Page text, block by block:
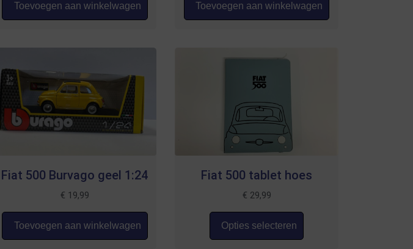
Toevoegen aan winkelwagen Toevoegen aan winkelwagen
Fiat 500 Burvago geel 1:24
€ 19,99
Toevoegen aan winkelwagen
Fiat 500 tablet hoes
€ 29,99
Opties selecteren